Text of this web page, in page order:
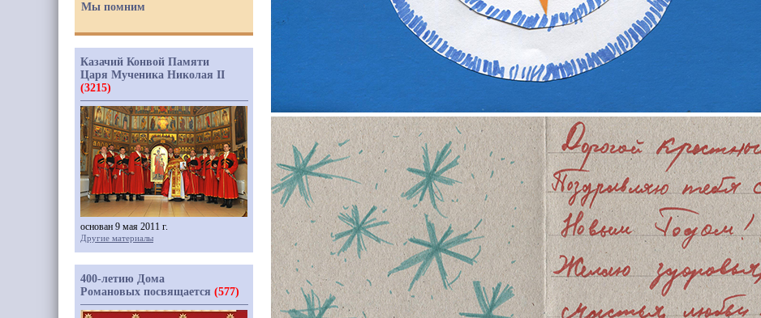
Мы помним
Казачий Конвой Памяти
Царя Мученика Николая II
(3215)
основан 9 мая 2011 г.
Другие материалы
400-летию Дома
Романовых посвящается (577)